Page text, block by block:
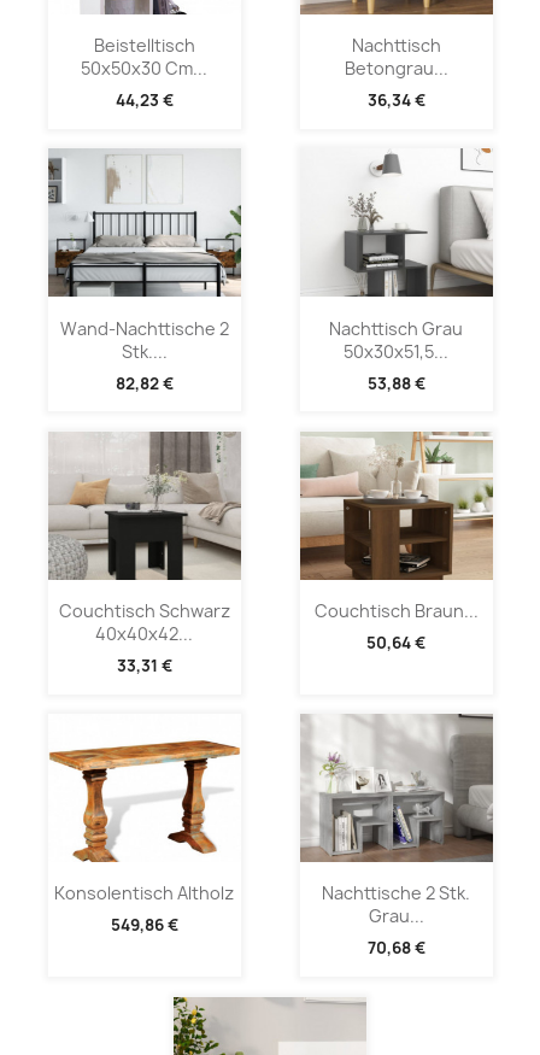
Beistelltisch
50x50x30 Cm...
44,23 €
Nachttisch
Betongrau...
36,34 €
Wand-Nachttische 2
Stk....
82,82 €
Nachttisch Grau
50x30x51,5...
53,88 €
Couchtisch Schwarz
40x40x42...
33,31 €
Couchtisch Braun...
50,64 €
Konsolentisch Altholz
549,86 €
Nachttische 2 Stk.
Grau...
70,68 €